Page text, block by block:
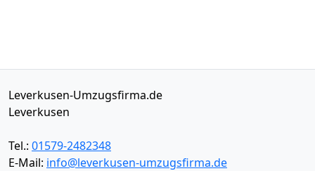
Leverkusen-Umzugsfirma.de
Leverkusen
Tel.: 01579-2482348
E-Mail: info@leverkusen-umzugsfirma.de